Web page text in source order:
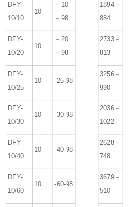
DFY-
10/10
10
－10
－98
1894－
884
DFY-
10/20
10
－20
－98
2733－
813
DFY-
10/25
10 -25-98
3256－
990
DFY-
10/30
10 -30-98
2036－
1022
DFY-
10/40
10 -40-98
2628－
748
DFY-
10/60
10 -60-98
3679－
510